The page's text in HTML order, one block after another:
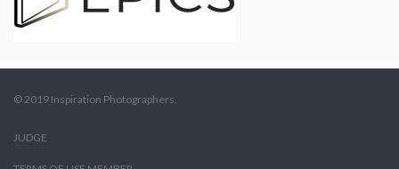
© 2019 Inspiration Photographers.
JUDGE